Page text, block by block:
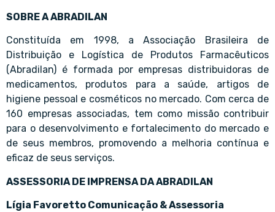
SOBRE A ABRADILAN
Constituída em 1998, a Associação Brasileira de
Distribuição e Logística de Produtos Farmacêuticos
(Abradilan) é formada por empresas distribuidoras de
medicamentos, produtos para a saúde, artigos de
higiene pessoal e cosméticos no mercado. Com cerca de
160 empresas associadas, tem como missão contribuir
para o desenvolvimento e fortalecimento do mercado e
de seus membros, promovendo a melhoria contínua e
eficaz de seus serviços.
ASSESSORIA DE IMPRENSA DA ABRADILAN
Lígia Favoretto Comunicação & Assessoria